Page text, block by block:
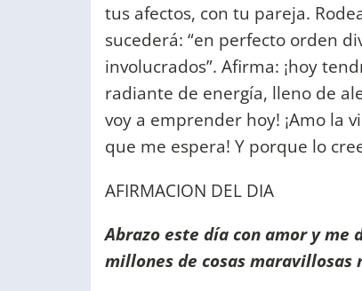
tus afectos, con tu pareja.
sucederá: “en perfecto orden
involucrados”. Afirma: ¡hoy
radiante de energía, lleno de
voy a emprender hoy! ¡Amo la
que me espera! Y porque lo
AFIRMACION DEL DIA
Abrazo este día con amor y me
millones de cosas maravillosas